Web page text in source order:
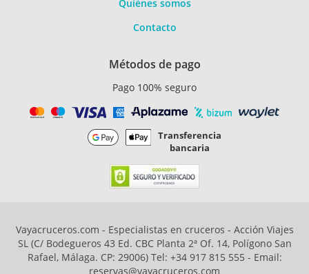
Quiénes somos
Contacto
Métodos de pago
Pago 100% seguro
Transferencia
bancaria
Vayacruceros.com - Especialistas en cruceros - Acción Viajes
SL (C/ Bodegueros 43 Ed. CBC Planta 2ª Of. 14, Polígono San
Rafael, Málaga. CP: 29006) Tel: +34 917 815 555 - Email:
reservas@vayacruceros.com